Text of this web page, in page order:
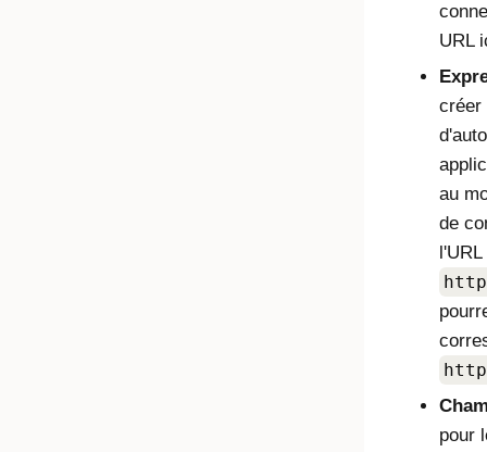
URL
créer
au
de
pour